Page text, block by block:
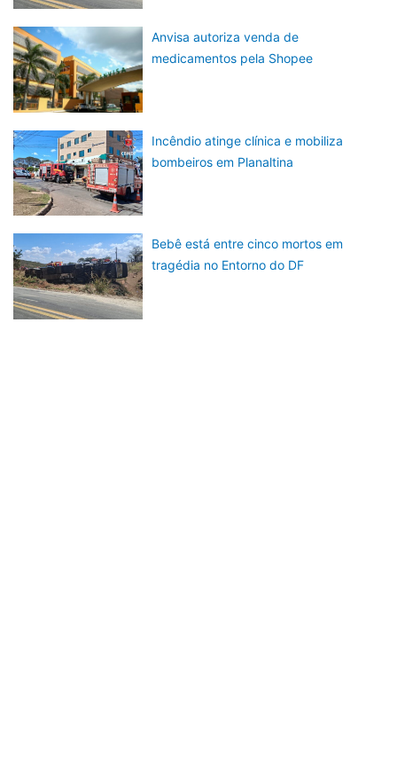
Anvisa autoriza venda de
medicamentos pela Shopee
Incêndio atinge clínica e mobiliza
bombeiros em Planaltina
Bebê está entre cinco mortos em
tragédia no Entorno do DF